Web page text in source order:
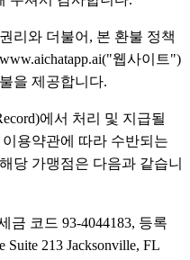
리와 더불어, 본 환불 정책
웹사이트")
을 제공합니다.
에서 처리 및 지급될
용약관에 따라 수반되는
당 가맹점은 다음과 같습니
금 코드 93-4044183, 등록
213 Jacksonville, FL